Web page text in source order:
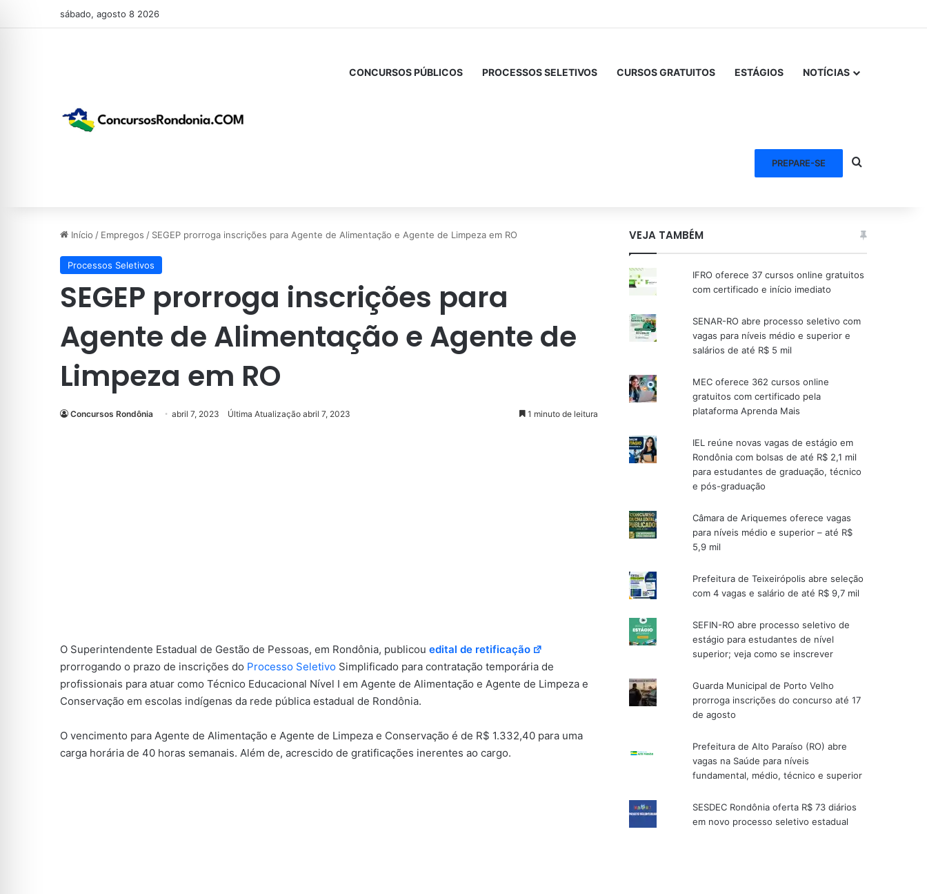
sábado, agosto 8 2026
CONCURSOS PÚBLICOS PROCESSOS SELETIVOS CURSOS GRATUITOS ESTÁGIOS NOTÍCIAS
PREPARE-SE Procurar por
Início / Empregos / SEGEP prorroga inscrições para Agente de Alimentação e Agente de Limpeza em RO
Processos Seletivos
SEGEP prorroga inscrições para
Agente de Alimentação e Agente de
Limpeza em RO
Concursos Rondônia abril 7, 2023 Última Atualização abril 7, 2023 1 minuto de leitura
O Superintendente Estadual de Gestão de Pessoas, em Rondônia, publicou edital de retificação
prorrogando o prazo de inscrições do Processo Seletivo Simplificado para contratação temporária de
profissionais para atuar como Técnico Educacional Nível I em Agente de Alimentação e Agente de Limpeza e
Conservação em escolas indígenas da rede pública estadual de Rondônia.
O vencimento para Agente de Alimentação e Agente de Limpeza e Conservação é de R$ 1.332,40 para uma
carga horária de 40 horas semanais. Além de, acrescido de gratificações inerentes ao cargo.
VEJA TAMBÉM
IFRO oferece 37 cursos online gratuitos
com certificado e início imediato
SENAR-RO abre processo seletivo com
vagas para níveis médio e superior e
salários de até R$ 5 mil
MEC oferece 362 cursos online
gratuitos com certificado pela
plataforma Aprenda Mais
IEL reúne novas vagas de estágio em
Rondônia com bolsas de até R$ 2,1 mil
para estudantes de graduação, técnico
e pós-graduação
Câmara de Ariquemes oferece vagas
para níveis médio e superior – até R$
5,9 mil
Prefeitura de Teixeirópolis abre seleção
com 4 vagas e salário de até R$ 9,7 mil
SEFIN-RO abre processo seletivo de
estágio para estudantes de nível
superior; veja como se inscrever
Guarda Municipal de Porto Velho
prorroga inscrições do concurso até 17
de agosto
Prefeitura de Alto Paraíso (RO) abre
vagas na Saúde para níveis
fundamental, médio, técnico e superior
SESDEC Rondônia oferta R$ 73 diários
em novo processo seletivo estadual